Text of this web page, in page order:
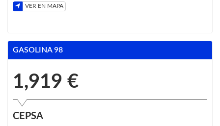
VER EN MAPA
GASOLINA 98
1,919 €
CEPSA